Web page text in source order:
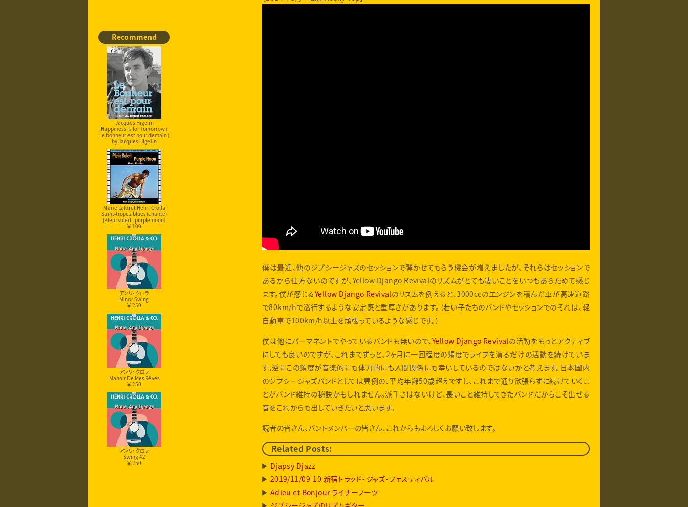
僕は最近、他のジプシージャズのセッションで弾かせてもらう機会が増えましたが、それらはセッションで
あるから仕方ないのですが、Yellow Django Revivalのリズムがとても凄いことをいつもあらためて感じ
ます。僕が感じるYellow Django Revivalのリズムを例えると、3000ccのエンジンを積んだ車が高速道路
で80km/hで巡行するような安定感と重厚さがあります。（若い子たちのバンドやセッションでのそれは、軽
自動車で100km/h以上を頑張っているような感じです。）
僕は他にパーマネントでやっているバンドも無いので、Yellow Django Revivalの活動をもっとアクティブ
にしても良いのですが、これまでずっと、2ヶ月に一回程度の頻度でライブを演るだけの活動を続けていま
す。逆にこの頻度が音楽的にも体力的にも人間関係にも幸いしているのではないかと考えます。日本国内
のジプシージャズバンドとしては異例の、平均年齢50歳超えですし、これまで通り欲張らずに続けていくこ
とがバンド維持の秘訣かもしれません。派手さはないけど、長いこと維持してきたバンドだからこそ出せる
音をこれからも出していきたいと思います。
読者の皆さん、バンドメンバーの皆さん、これからもよろしくお願い致します。
Related Posts:
Djapsy Djazz
2019/11/09-10 新宿トラッド・ジャズ・フェスティバル
Adieu et Bonjour ライナーノーツ
Recommend
Jacques Higelin
Happiness Is for Tomorrow (
Le bonheur est pour demain )
by Jacques Higelin
Marie Laforêt Henri Crolla
Saint-tropez blues (chanté)
[Plein soleil - purple noon]
￥ 100
アンリ・クロラ
Minor Swing
￥ 250
アンリ・クロラ
Manoir De Mes Rêves
￥ 250
アンリ・クロラ
Swing 42
￥ 250